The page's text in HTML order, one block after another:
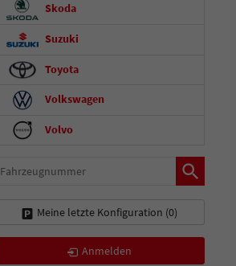
Skoda
Suzuki
Toyota
Volkswagen
Volvo
Fahrzeugnummer
Meine letzte Konfiguration (0)
Anmelden